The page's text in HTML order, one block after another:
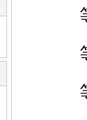
等
等
等